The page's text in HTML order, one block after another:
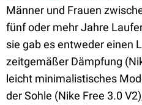
Männer und Frauen
fünf oder mehr Jahre
sie gab es entweder einen
zeitgemäßer Dämpfung
leicht minimalistisches
der Sohle (Nike Free 3.0